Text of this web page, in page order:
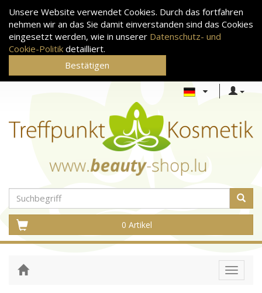
Unsere Website verwendet Cookies. Durch das fortfahren
nehmen wir an das Sie damit einverstanden sind das Cookies
eingesetzt werden, wie in unserer Datenschutz- und
Cookie-Politik detailliert.
Bestätigen
0 Artikel
Toggle